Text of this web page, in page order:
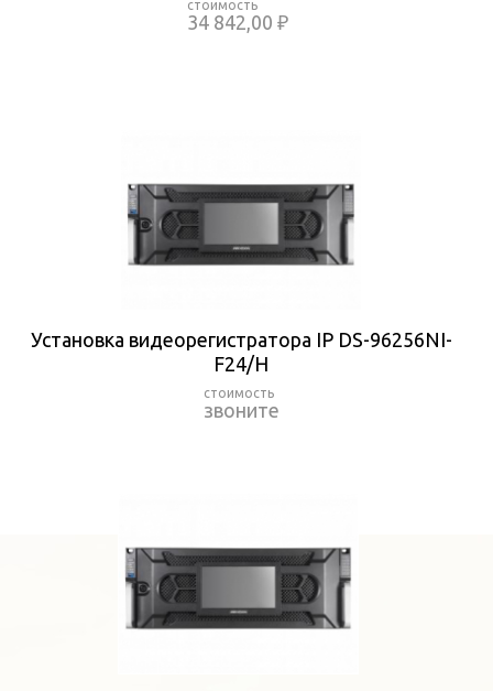
34 842,00 ₽
Установка видеорегистратора IP DS-96256NI-
F24/H
звоните